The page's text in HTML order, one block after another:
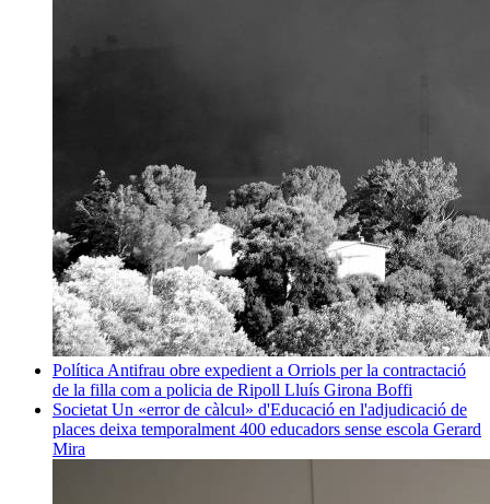
Política Antifrau obre expedient a Orriols per la contractació
de la filla com a policia de Ripoll Lluís Girona Boffi
Societat Un «error de càlcul» d'Educació en l'adjudicació de
places deixa temporalment 400 educadors sense escola Gerard
Mira